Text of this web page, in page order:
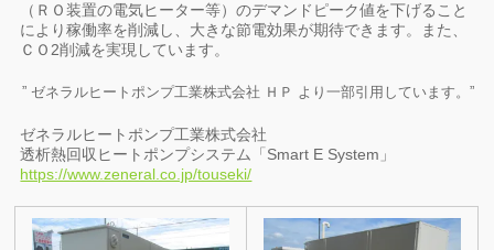
（ＲＯ装置の電気ヒーター等）のデマンドピーク値を下げること
により稼働率を削減し、大きな節電効果が期待できます。また、
ＣＯ2削減を実現しています。
” ゼネラルヒートポンプ工業株式会社 ＨＰ より一部引用しています。”
ゼネラルヒートポンプ工業株式会社
透析熱回収ヒートポンプシステム「Smart E System」
https://www.zeneral.co.jp/touseki/